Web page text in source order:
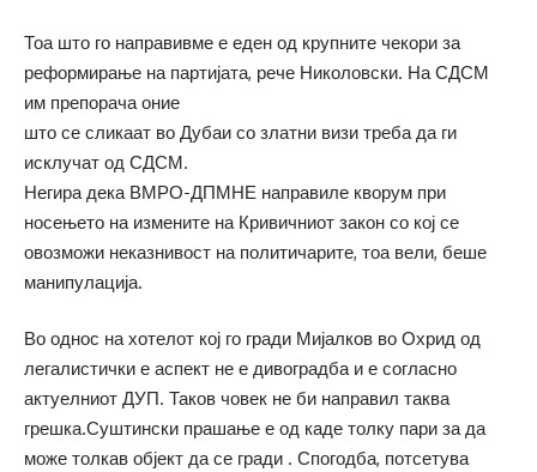
Тоа што го направивме е еден од крупните чекори за
реформирање на партијата, рече Николовски. На СДСМ
им препорача оние
што се сликаат во Дубаи со златни визи треба да ги
исклучат од СДСМ.
Негира дека ВМРО-ДПМНЕ направиле кворум при
носењето на измените на Кривичниот закон со кој се
овозможи неказнивост на политичарите, тоа вели, беше
манипулација.
Во однос на хотелот кој го гради Мијалков во Охрид од
легалистички е аспект не е дивоградба и е согласно
актуелниот ДУП. Таков човек не би направил таква
грешка.Суштински прашање е од каде толку пари за да
може толкав објект да се гради . Спогодба, потсетува